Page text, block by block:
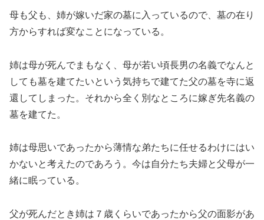
母も父も、姉が嫁いだ家の墓に入っているので、墓の在り
方からすれば変なことになっている。
姉は母が死んでまもなく、母が若い頃長男の名義でなんと
しても墓を建てたいという気持ちで建てた父の墓を寺に返
還してしまった。それから全く別なところに嫁ぎ先名義の
墓を建てた。
姉は母思いであったから薄情な弟たちに任せるわけにはい
かないと考えたのであろう。今は自分たち夫婦と父母が一
緒に眠っている。
父が死んだとき姉は７歳くらいであったから父の面影があ